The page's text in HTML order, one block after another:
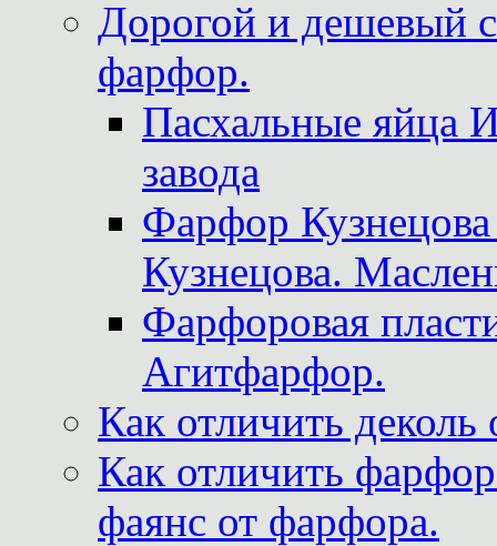
Дорогой и дешевый
фарфор.
Пасхальные яйца
завода
Фарфор
Кузнецова.
Фарфоровая
Агитфарфор.
Как отличить
Как отличить
фаянс от фарфора.